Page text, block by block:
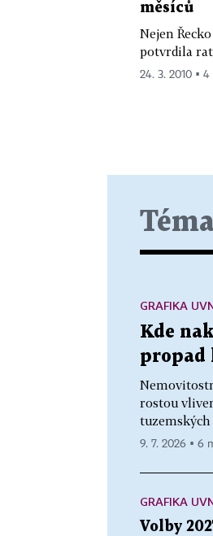
měsíců
Nejen
potvrdila
24. 3. 2010 ▪
Kde
propad
rostou
GRAFIKA
9. 7. 2026 ▪ 6
GRAFIKA
Volby